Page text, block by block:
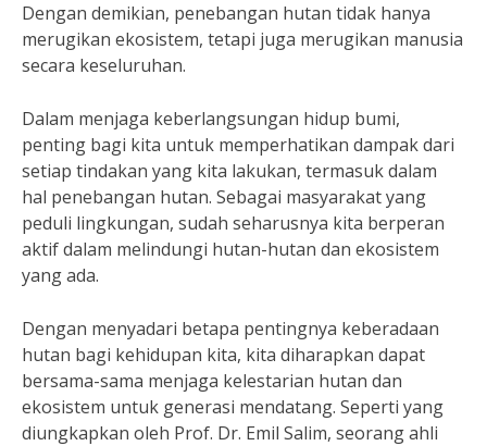
Dengan demikian, penebangan hutan tidak hanya
merugikan ekosistem, tetapi juga merugikan manusia
secara keseluruhan.
Dalam menjaga keberlangsungan hidup bumi,
penting bagi kita untuk memperhatikan dampak dari
setiap tindakan yang kita lakukan, termasuk dalam
hal penebangan hutan. Sebagai masyarakat yang
peduli lingkungan, sudah seharusnya kita berperan
aktif dalam melindungi hutan-hutan dan ekosistem
yang ada.
Dengan menyadari betapa pentingnya keberadaan
hutan bagi kehidupan kita, kita diharapkan dapat
bersama-sama menjaga kelestarian hutan dan
ekosistem untuk generasi mendatang. Seperti yang
diungkapkan oleh Prof. Dr. Emil Salim, seorang ahli